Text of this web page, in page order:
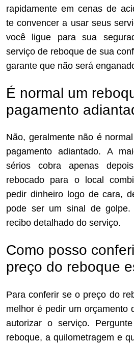
rapidamente em cenas de
te convencer a usar seus
você ligue para sua
serviço de reboque de sua
garante que não será
É normal um
pagamento
Não, geralmente não é
pagamento adiantado. A
sérios cobra apenas
rebocado para o local
pedir dinheiro logo de cara,
pode ser um sinal de golpe.
recibo detalhado do serviço.
Como posso
preço do reboque
Para conferir se o preço do
melhor é pedir um orçamento
autorizar o serviço.
reboque, a quilometragem e